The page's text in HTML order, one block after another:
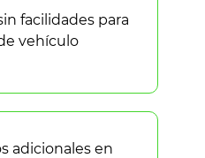
facilidades para
vehículo
adicionales en